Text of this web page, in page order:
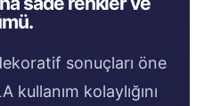
sonuçları öne
kullanım kolaylığını